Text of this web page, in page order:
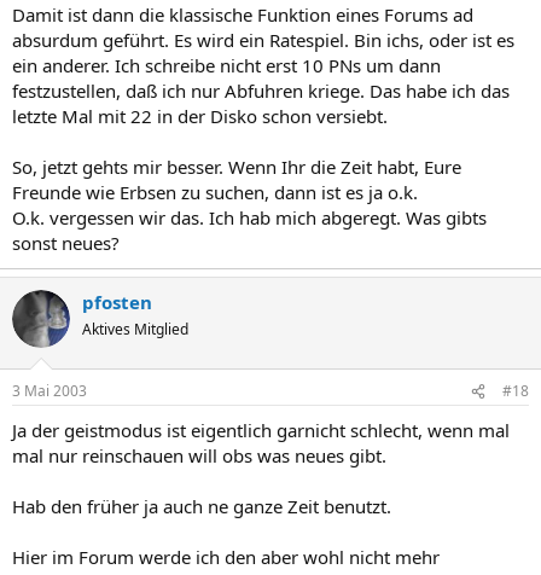
Damit ist dann die klassische Funktion eines Forums ad
absurdum geführt. Es wird ein Ratespiel. Bin ichs, oder ist es
ein anderer. Ich schreibe nicht erst 10 PNs um dann
festzustellen, daß ich nur Abfuhren kriege. Das habe ich das
letzte Mal mit 22 in der Disko schon versiebt.
So, jetzt gehts mir besser. Wenn Ihr die Zeit habt, Eure
Freunde wie Erbsen zu suchen, dann ist es ja o.k.
O.k. vergessen wir das. Ich hab mich abgeregt. Was gibts
sonst neues?
pfosten
Aktives Mitglied
3 Mai 2003 #18
Ja der geistmodus ist eigentlich garnicht schlecht, wenn mal
mal nur reinschauen will obs was neues gibt.
Hab den früher ja auch ne ganze Zeit benutzt.
Hier im Forum werde ich den aber wohl nicht mehr